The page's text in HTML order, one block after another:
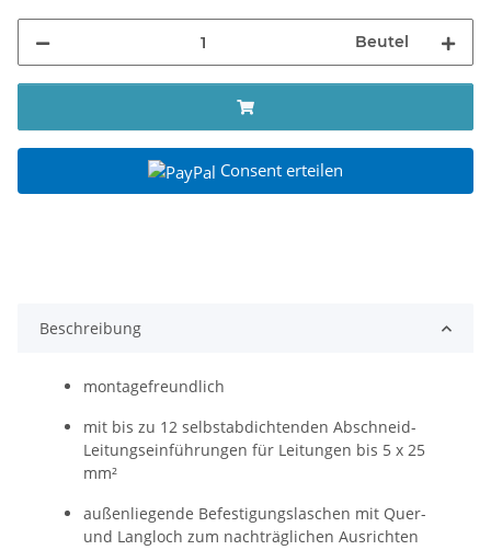
Beutel
Consent erteilen
Beschreibung
montagefreundlich
mit bis zu 12 selbstabdichtenden Abschneid-
Leitungseinführungen für Leitungen bis 5 x 25
mm²
außenliegende Befestigungslaschen mit Quer-
und Langloch zum nachträglichen Ausrichten